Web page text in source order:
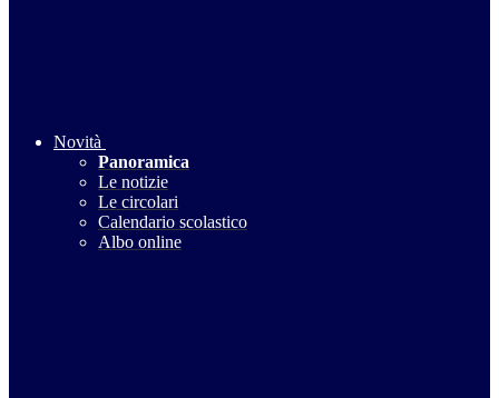
Novità
Panoramica
Le notizie
Le circolari
Calendario scolastico
Albo online